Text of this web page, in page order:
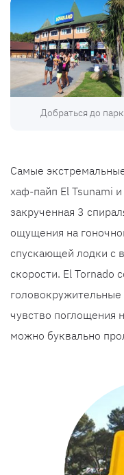
Добраться до
Самые
хаф-пайп El Tsunami
закрученная 3
ощущения на
спускающей лодки с
скорости. El Tornado
чувство поглощения
можно буквально